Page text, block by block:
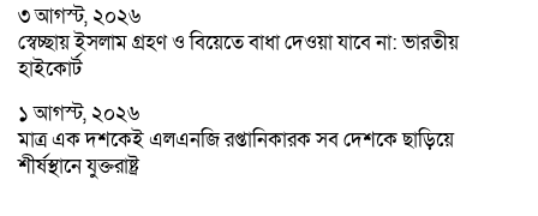
৩ আগস্ট, ২০২৬
স্বেচ্ছায় ইসলাম গ্রহণ ও বিয়েতে বাধা দেওয়া যাবে না: ভারতীয়
হাইকোর্ট
১ আগস্ট, ২০২৬
মাত্র এক দশকেই এলএনজি রপ্তানিকারক সব দেশকে ছাড়িয়ে
শীর্ষস্থানে যুক্তরাষ্ট্র